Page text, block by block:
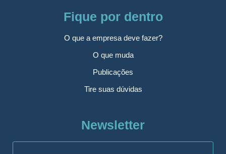
Fique por dentro
O que a empresa deve fazer?
O que muda
Publicações
Tire suas dúvidas
Newsletter